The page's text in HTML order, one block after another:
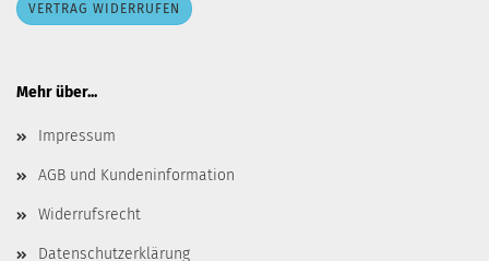
VERTRAG WIDERRUFEN
Mehr über...
Impressum
AGB und Kundeninformation
Widerrufsrecht
Datenschutzerklärung